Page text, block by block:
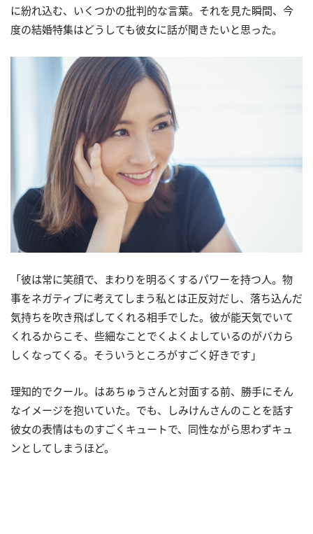
に紛れ込む、いくつかの批判的な言葉。それを見た瞬間、今
度の結婚特集はどうしても彼女に話が聞きたいと思った。
「彼は常に笑顔で、まわりを明るくするパワーを持つ人。物
事をネガティブに考えてしまう私とは正反対だし、落ち込んだ
気持ちを吹き飛ばしてくれる相手でした。彼が能天気でいて
くれるからこそ、些細なことでくよくよしているのがバカら
しくなってくる。そういうところがすごく好きです」
理知的でクール。はあちゅうさんと対面する前、勝手にそん
なイメージを抱いていた。でも、しみけんさんのことを話す
彼女の表情はものすごくキュートで、同性ながら思わずキュ
ンとしてしまうほど。